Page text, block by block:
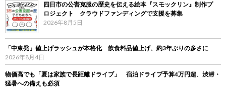
四日市の公害克服の歴史を伝える絵本『スモックリン』制作プ
ロジェクト クラウドファンディングで支援を募集
2026年8月5日
「中東発」値上げラッシュが本格化 飲食料品値上げ、約3年ぶりの多さに
2026年8月4日
物価高でも「夏は家族で長距離ドライブ」 宿泊ドライブ予算4万円超、渋滞・
猛暑への備えも必須